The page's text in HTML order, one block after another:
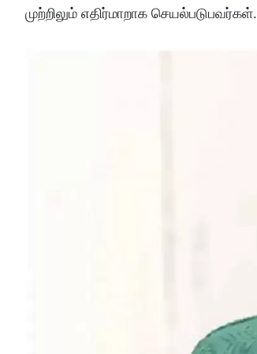
முற்றிலும் எதிர்மாறாக செயல்படுபவர்கள்.